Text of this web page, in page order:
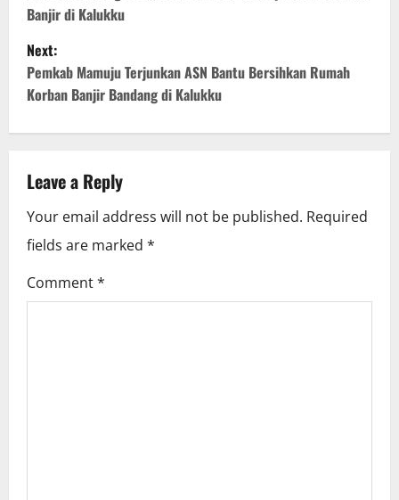
s
t
n
v
i
g
a
Banjir di Kalukku
Next:
Pemkab Mamuju Terjunkan ASN Bantu Bersihkan Rumah
Korban Banjir Bandang di Kalukku
Leave a Reply
Your email address will not be published. Required
fields are marked *
Comment*